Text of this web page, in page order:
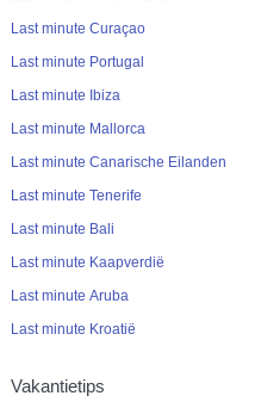
Last minute Curaçao
Last minute Portugal
Last minute Ibiza
Last minute Mallorca
Last minute Canarische Eilanden
Last minute Tenerife
Last minute Bali
Last minute Kaapverdië
Last minute Aruba
Last minute Kroatië
Vakantietips